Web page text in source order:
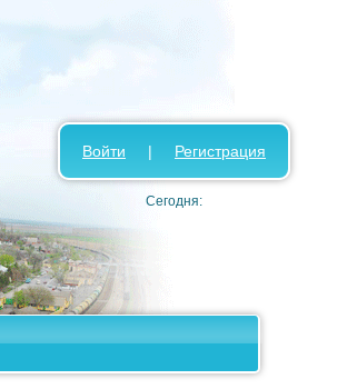
Войти | Регистрация
Сегодня: